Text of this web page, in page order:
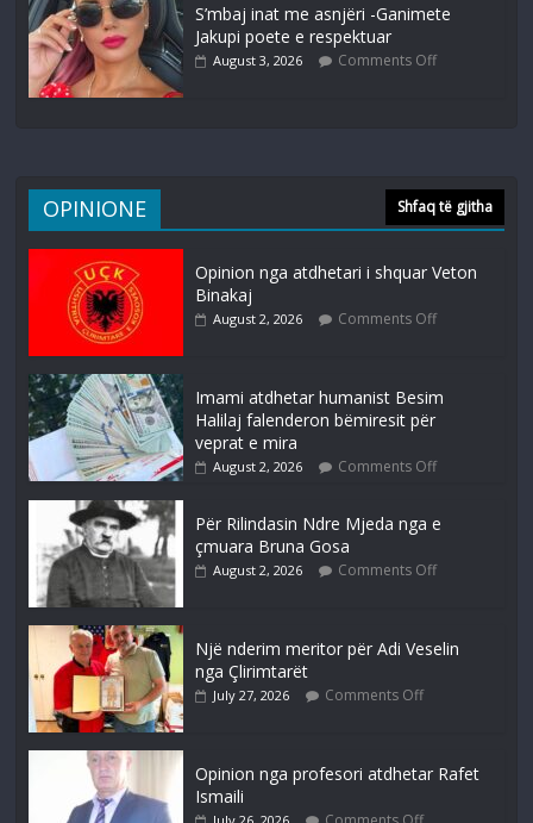
S’mbaj inat me asnjëri -Ganimete
Jakupi poete e respektuar
August 3, 2026 Comments Off
OPINIONE Shfaq të gjitha
Opinion nga atdhetari i shquar Veton
Binakaj
August 2, 2026 Comments Off
Imami atdhetar humanist Besim
Halilaj falenderon bëmiresit për
veprat e mira
August 2, 2026 Comments Off
Për Rilindasin Ndre Mjeda nga e
çmuara Bruna Gosa
August 2, 2026 Comments Off
Një nderim meritor për Adi Veselin
nga Çlirimtarët
July 27, 2026 Comments Off
Opinion nga profesori atdhetar Rafet
Ismaili